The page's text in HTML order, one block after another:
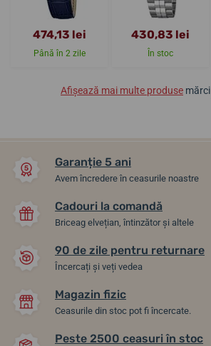
474,13 lei
Până în 2 zile
430,83 lei
În stoc
Afișează mai multe produse mărci
Garanție 5 ani
Avem încredere în ceasurile noastre
Cadouri la comandă
Briceag elvețian, întinzător și altele
90 de zile pentru returnare
Încercați și veți vedea
Magazin fizic
Ceasurile din stoc pot fi încercate.
Peste 2500 ceasuri în stoc